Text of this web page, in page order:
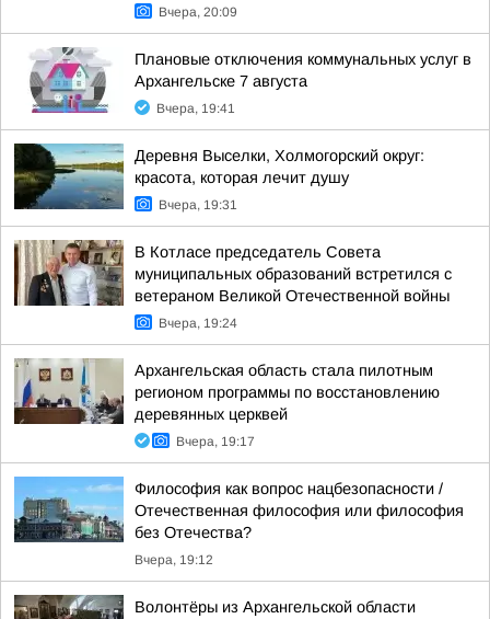
Вчера, 20:09
Плановые отключения коммунальных услуг в
Архангельске 7 августа
Вчера, 19:41
Деревня Выселки, Холмогорский округ:
красота, которая лечит душу
Вчера, 19:31
В Котласе председатель Совета
муниципальных образований встретился с
ветераном Великой Отечественной войны
Вчера, 19:24
Архангельская область стала пилотным
регионом программы по восстановлению
деревянных церквей
Вчера, 19:17
Философия как вопрос нацбезопасности /
Отечественная философия или философия
без Отечества?
Вчера, 19:12
Волонтёры из Архангельской области